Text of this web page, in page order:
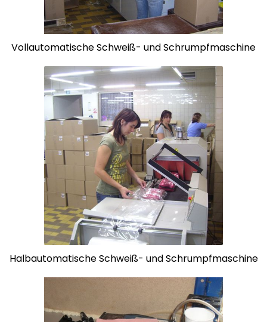
Vollautomatische Schweiß- und Schrumpfmaschine
Halbautomatische Schweiß- und Schrumpfmaschine